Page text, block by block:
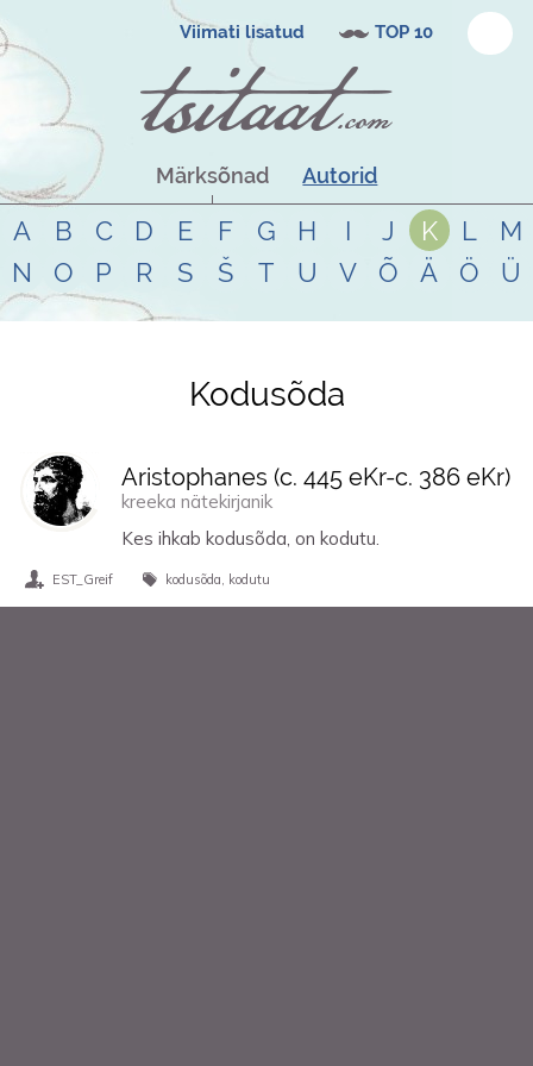
Viimati lisatud TOP 10
Märksõnad Autorid
A B C D E F G H I J K L
M
N
O P R S Š T U V Õ Ä Ö Ü
Tsitaadid teemalkodusõda
Kodusõda
Aristophanes (c. 445 eKr-c. 386 eKr)
kreeka nätekirjanik
Kes ihkab kodusõda, on kodutu.
EST_Greif kodusõda kodutu